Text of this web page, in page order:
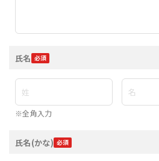
氏名
※全角入力
氏名(かな)